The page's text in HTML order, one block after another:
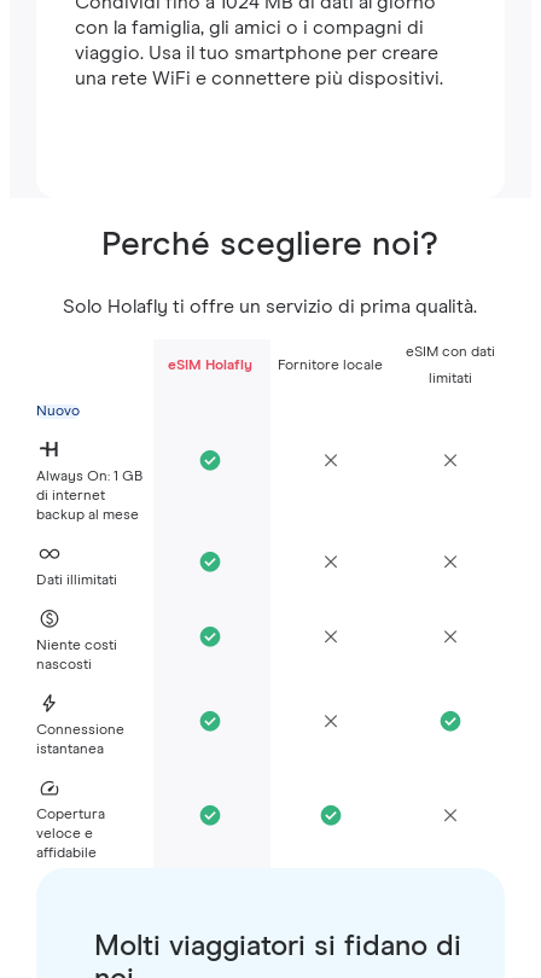
con la famiglia, gli amici o i compagni di
viaggio. Usa il tuo smartphone per creare
una rete WiFi e connettere più dispositivi.
Perché scegliere noi?
Solo Holafly ti offre un servizio di prima qualità.
eSIM Holafly Fornitore locale
eSIM con dati
limitati
Nuovo
Always On: 1 GB
di internet
backup al mese
Dati illimitati
Niente costi
nascosti
Connessione
istantanea
Copertura
veloce e
affidabile
Molti viaggiatori si fidano di